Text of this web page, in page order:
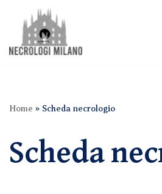
Vai
al
Home » Scheda necrologio
Scheda